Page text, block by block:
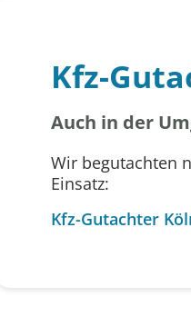
Kfz-
Auch in der
Wir begutachten
Einsatz:
Kfz-Gutachter